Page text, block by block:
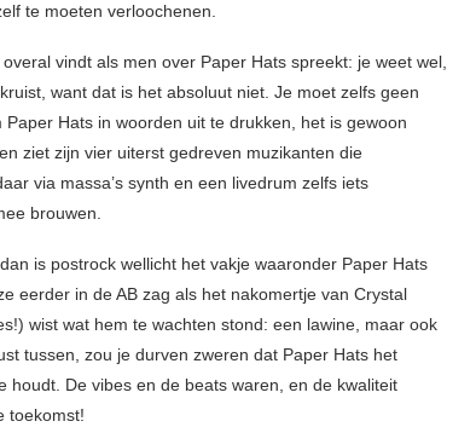
te moeten verloochenen.
vindt als men over Paper Hats spreekt: je weet wel,
want dat is het absoluut niet. Je moet zelfs geen
Hats in woorden uit te drukken, het is gewoon
ziet zijn vier uiterst gedreven muzikanten die
via massa’s synth en een livedrum zelfs iets
brouwen.
is postrock wellicht het vakje waaronder Paper Hats
eerder in de AB zag als het nakomertje van Crystal
wist wat hem te wachten stond: een lawine, maar ook
tussen, zou je durven zweren dat Paper Hats het
houdt. De vibes en de beats waren, en de kwaliteit
toekomst!